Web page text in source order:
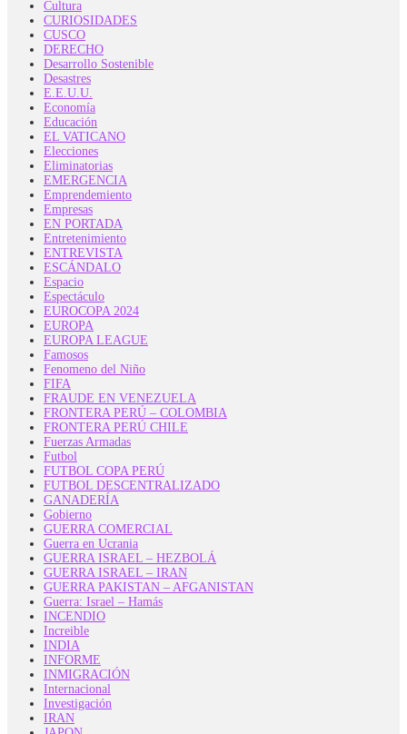
Cultura
CURIOSIDADES
CUSCO
DERECHO
Desarrollo Sostenible
Desastres
E.E.U.U.
Economía
Educación
EL VATICANO
Elecciones
Eliminatorias
EMERGENCIA
Emprendemiento
Empresas
EN PORTADA
Entretenimiento
ENTREVISTA
ESCÁNDALO
Espacio
Espectáculo
EUROCOPA 2024
EUROPA
EUROPA LEAGUE
Famosos
Fenomeno del Niño
FIFA
FRAUDE EN VENEZUELA
FRONTERA PERÚ – COLOMBIA
FRONTERA PERÚ CHILE
Fuerzas Armadas
Futbol
FUTBOL COPA PERÚ
FUTBOL DESCENTRALIZADO
GANADERÍA
Gobierno
GUERRA COMERCIAL
Guerra en Ucrania
GUERRA ISRAEL – HEZBOLÁ
GUERRA ISRAEL – IRAN
GUERRA PAKISTAN – AFGANISTAN
Guerra: Israel – Hamás
INCENDIO
Increible
INDIA
INFORME
INMIGRACIÓN
Internacional
Investigación
IRAN